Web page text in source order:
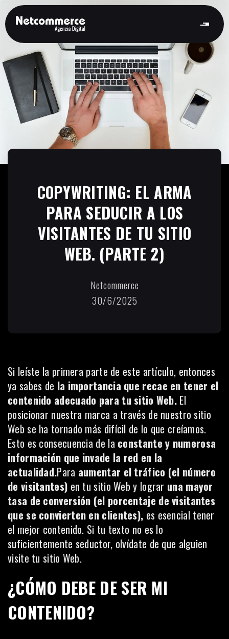
COPYWRITING: EL ARMA
PARA SEDUCIR A LOS
VISITANTES DE TU SITIO
WEB. (PARTE 2)
Netcommerce
30/6/2025
Si leíste la primera parte de este artículo, entonces
ya sabes de la importancia que recae en tener el
contenido adecuado para tu sitio Web. El
posicionar nuestra marca a través de nuestro sitio
Web se ha tornado más difícil de lo que creíamos.
Esto es consecuencia de la constante y numerosa
información que invade la red en la
actualidad.Para aumentar el tráfico (el número
de visitantes) en tu sitio Web y lograr una mayor
tasa de conversión (el porcentaje de visitantes
que se convierten en clientes), es esencial tener
el mejor contenido. Si tu texto no es lo
suficientemente seductor, olvídate de que alguien
visite tu sitio Web.
¿CÓMO DEBE DE SER MI
CONTENIDO?